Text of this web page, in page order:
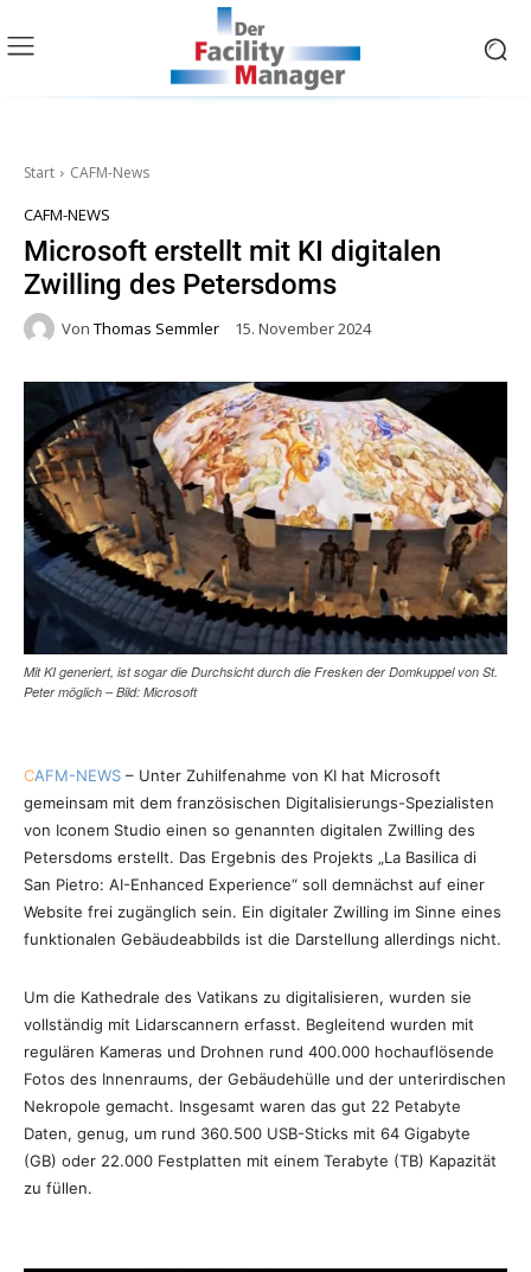
Start CAFM-News
CAFM-NEWS
Microsoft erstellt mit KI digitalen
Zwilling des Petersdoms
Von Thomas Semmler 15. November 2024
Mit KI generiert, ist sogar die Durchsicht durch die Fresken der Domkuppel von St.
Peter möglich – Bild: Microsoft
CAFM-NEWS – Unter Zuhilfenahme von KI hat Microsoft
gemeinsam mit dem französischen Digitalisierungs-Spezialisten
von Iconem Studio einen so genannten digitalen Zwilling des
Petersdoms erstellt. Das Ergebnis des Projekts „La Basilica di
San Pietro: AI-Enhanced Experience“ soll demnächst auf einer
Website frei zugänglich sein. Ein digitaler Zwilling im Sinne eines
funktionalen Gebäudeabbilds ist die Darstellung allerdings nicht.
Um die Kathedrale des Vatikans zu digitalisieren, wurden sie
vollständig mit Lidarscannern erfasst. Begleitend wurden mit
regulären Kameras und Drohnen rund 400.000 hochauflösende
Fotos des Innenraums, der Gebäudehülle und der unterirdischen
Nekropole gemacht. Insgesamt waren das gut 22 Petabyte
Daten, genug, um rund 360.500 USB-Sticks mit 64 Gigabyte
(GB) oder 22.000 Festplatten mit einem Terabyte (TB) Kapazität
zu füllen.